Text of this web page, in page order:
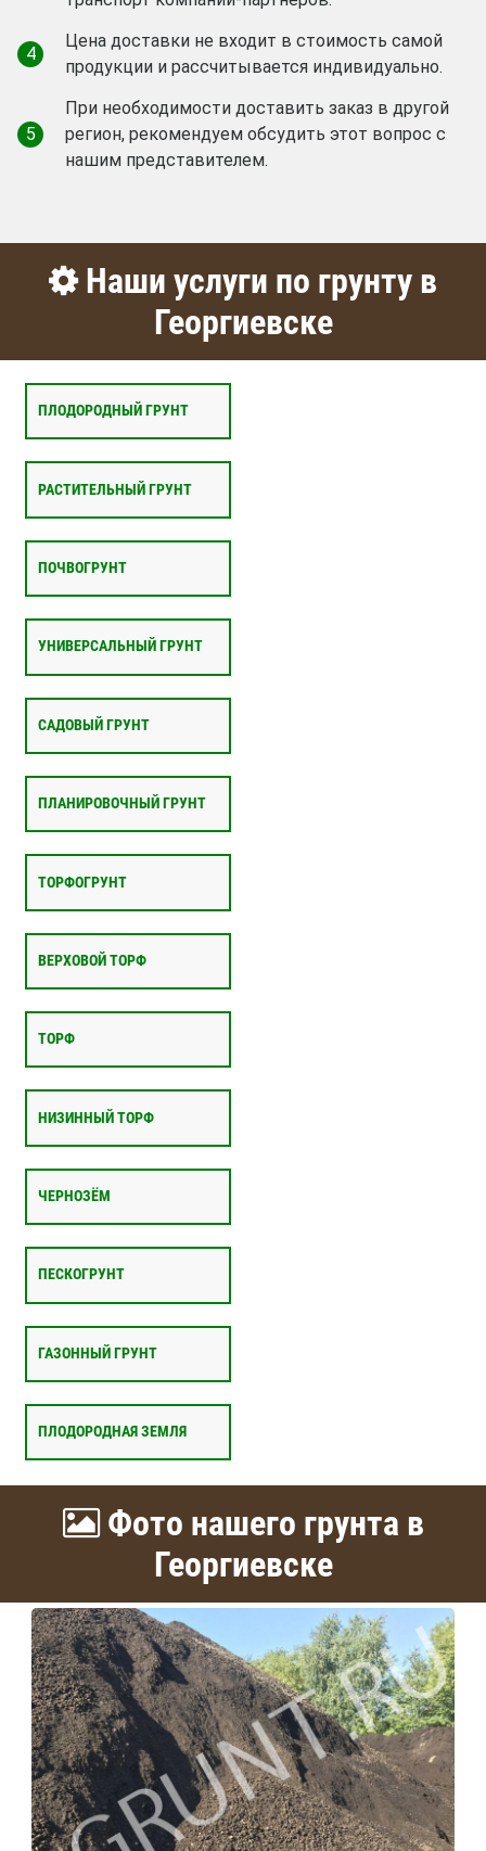
4
Цена доставки не входит в стоимость самой
продукции и рассчитывается индивидуально.
5
При необходимости доставить заказ в другой
регион, рекомендуем обсудить этот вопрос с
нашим представителем.
Наши услуги по грунту в
Георгиевске
ПЛОДОРОДНЫЙ ГРУНТ
РАСТИТЕЛЬНЫЙ ГРУНТ
ПОЧВОГРУНТ
УНИВЕРСАЛЬНЫЙ ГРУНТ
САДОВЫЙ ГРУНТ
ПЛАНИРОВОЧНЫЙ ГРУНТ
ТОРФОГРУНТ
ВЕРХОВОЙ ТОРФ
ТОРФ
НИЗИННЫЙ ТОРФ
ЧЕРНОЗЁМ
ПЕСКОГРУНТ
ГАЗОННЫЙ ГРУНТ
ПЛОДОРОДНАЯ ЗЕМЛЯ
Фото нашего грунта в
Георгиевске